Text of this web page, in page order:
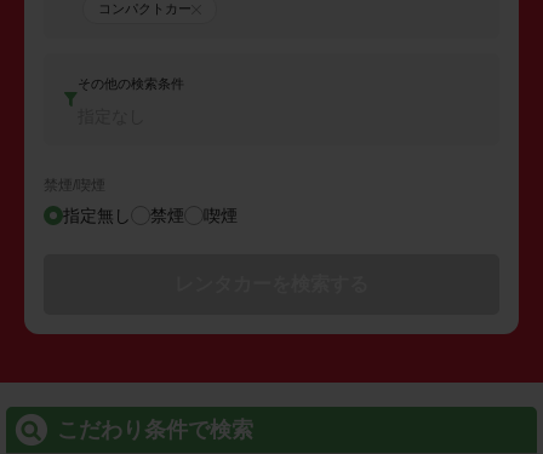
コンパクトカー
その他の検索条件
禁煙/喫煙
指定無し 禁煙 喫煙
こだわり条件で検索